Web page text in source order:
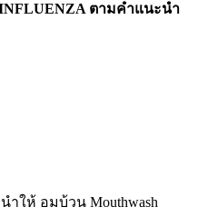
ตามคำแนะนำ
ให้ อมบ้วน Mouthwash